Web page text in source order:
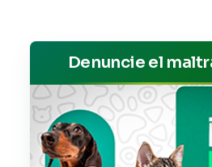
Denuncie el